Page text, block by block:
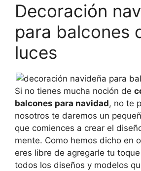
Decoración
para balcones
luces
Si no tienes mucha noción de
balcones para navidad, no te
nosotros te daremos un
que comiences a crear el
mente. Como hemos dicho en
eres libre de agregarle tu
todos los diseños y modelos